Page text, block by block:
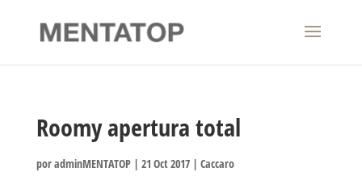
Roomy apertura total
poradminMENTATOP| 21 Oct 2017| Caccaro